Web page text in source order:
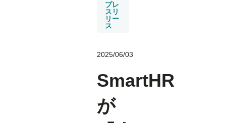
プレ
スリ
リー
ス
2025/06/03
SmartHR
が